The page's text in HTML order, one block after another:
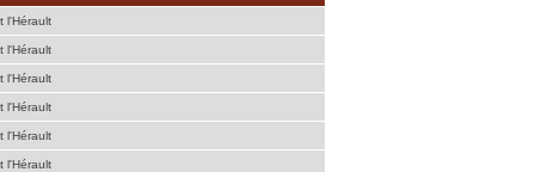
l'Hérault
l'Hérault
l'Hérault
l'Hérault
l'Hérault
l'Hérault